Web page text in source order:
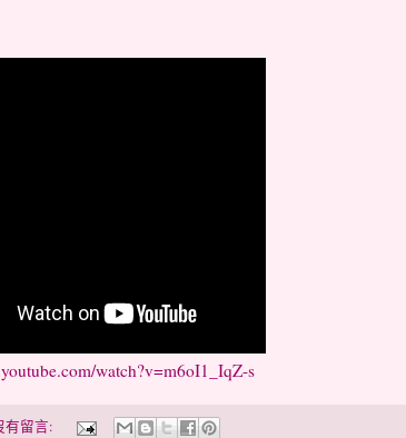
watch?v=m6oI1_IqZ-s
有留言: